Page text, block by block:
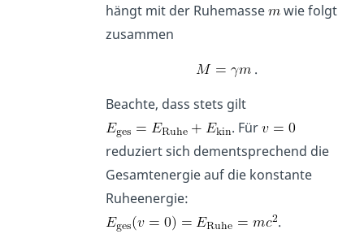
hängt mit der Ruhemasse
wie folgt
zusammen
.
Beachte, dass stets gilt
. Für
reduziert sich dementsprechend die
Gesamtenergie auf die konstante
Ruheenergie:
.